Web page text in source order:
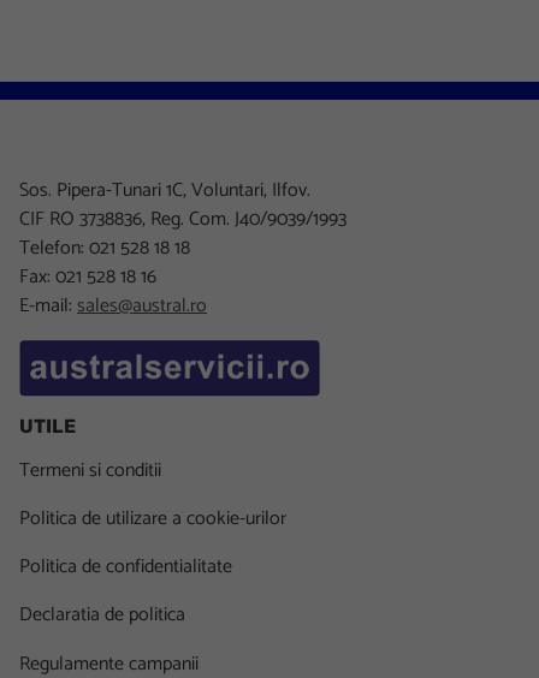
Sos. Pipera-Tunari 1C, Voluntari, Ilfov.
CIF RO 3738836, Reg. Com. J40/9039/1993
Telefon: 021 528 18 18
Fax: 021 528 18 16
E-mail:sales@austral.ro
UTILE
Termeni si conditii
Politica de utilizare a cookie-urilor
Politica de confidentialitate
Declaratia de politica
Regulamente campanii